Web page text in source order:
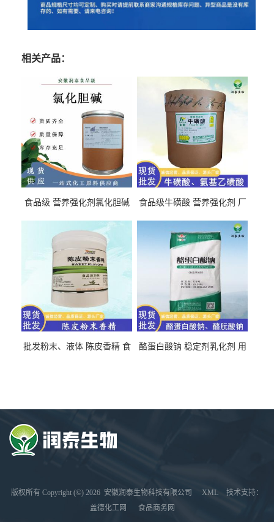
相关产品：
食品级 营养强化剂氯化胆碱
食品级牛磺酸 营养强化剂 厂
批发粉末、液体 陈皮香精 食
酪蛋白酸钠 稳定剂乳化剂 用
版权所有 Copyright (©) 2026 安徽润泰生物科技有限公司 XML
技术支持：
盖德化工网
食品商务网